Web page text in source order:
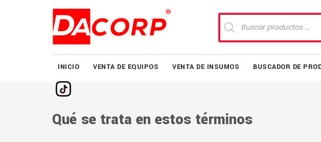
Búsqueda
de
productos
INICIO VENTA DE EQUIPOS VENTA DE INSUMOS BUSCADOR DE
Qué se trata en estos términos